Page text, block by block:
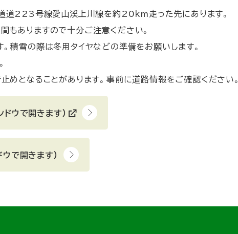
道223号線愛山渓上川線を約20km走った先にあります。
もありますので十分ご注意ください。
積雪の際は冬用タイヤなどの準備をお願いします。
止めとなることがあります。事前に道路情報をご確認ください。
ドウで開きます）
外
部
サ
イ
ト
)
ウで開きます）